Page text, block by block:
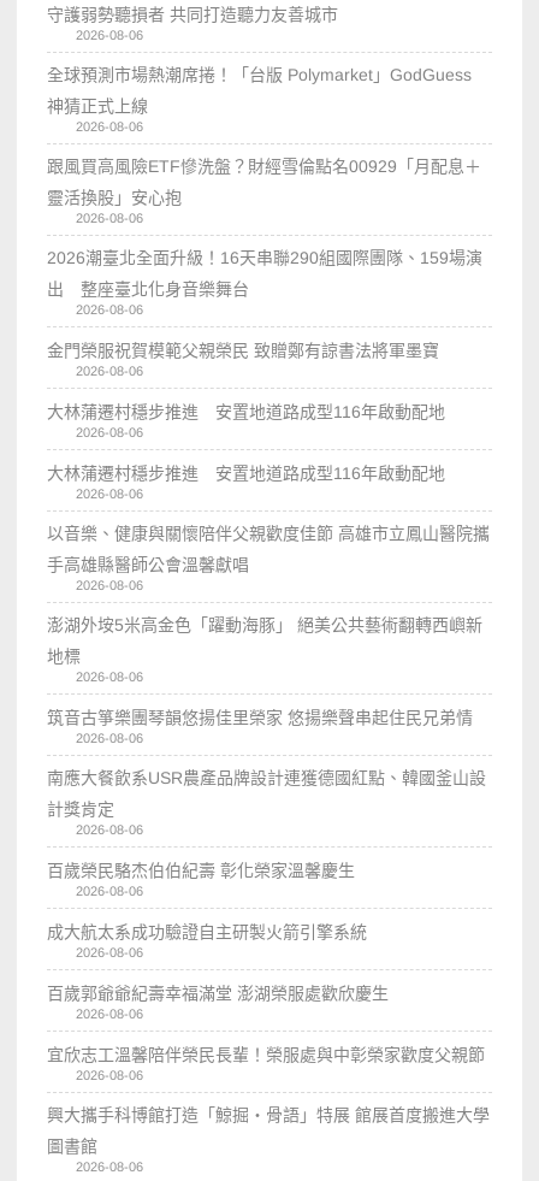
守護弱勢聽損者 共同打造聽力友善城市
2026-08-06
全球預測市場熱潮席捲！「台版 Polymarket」GodGuess
神猜正式上線
2026-08-06
跟風買高風險ETF慘洗盤？財經雪倫點名00929「月配息＋
靈活換股」安心抱
2026-08-06
2026潮臺北全面升級！16天串聯290組國際團隊、159場演
出 整座臺北化身音樂舞台
2026-08-06
金門榮服祝賀模範父親榮民 致贈鄭有諒書法將軍墨寶
2026-08-06
大林蒲遷村穩步推進 安置地道路成型116年啟動配地
2026-08-06
大林蒲遷村穩步推進 安置地道路成型116年啟動配地
2026-08-06
以音樂、健康與關懷陪伴父親歡度佳節 高雄市立鳳山醫院攜
手高雄縣醫師公會溫馨獻唱
2026-08-06
澎湖外垵5米高金色「躍動海豚」 絕美公共藝術翻轉西嶼新
地標
2026-08-06
筑音古箏樂團琴韻悠揚佳里榮家 悠揚樂聲串起住民兄弟情
2026-08-06
南應大餐飲系USR農產品牌設計連獲德國紅點、韓國釜山設
計獎肯定
2026-08-06
百歲榮民駱杰伯伯紀壽 彰化榮家溫馨慶生
2026-08-06
成大航太系成功驗證自主研製火箭引擎系統
2026-08-06
百歲郭爺爺紀壽幸福滿堂 澎湖榮服處歡欣慶生
2026-08-06
宜欣志工溫馨陪伴榮民長輩！榮服處與中彰榮家歡度父親節
2026-08-06
興大攜手科博館打造「鯨掘・骨語」特展 館展首度搬進大學
圖書館
2026-08-06